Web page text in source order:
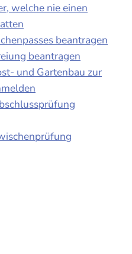
welche nie einen
beantragen
beantragen
und Gartenbau zur